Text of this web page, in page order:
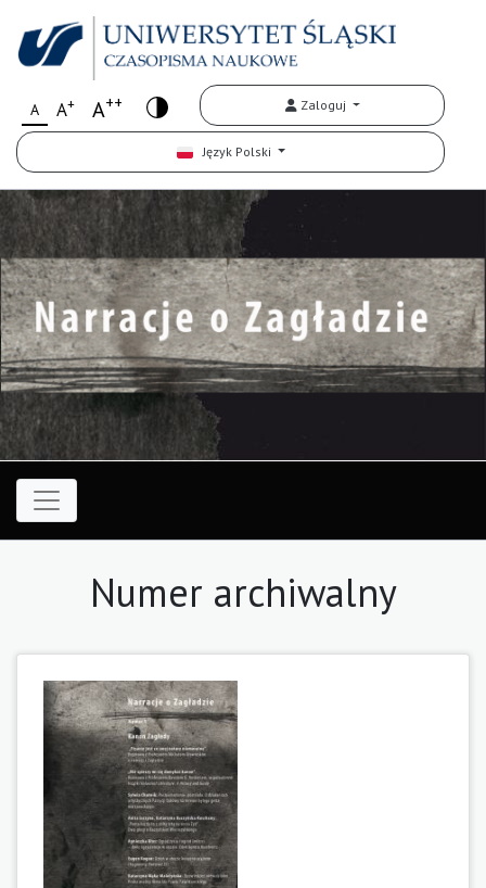
A A+ A++ Zaloguj
Język Polski
Numer archiwalny